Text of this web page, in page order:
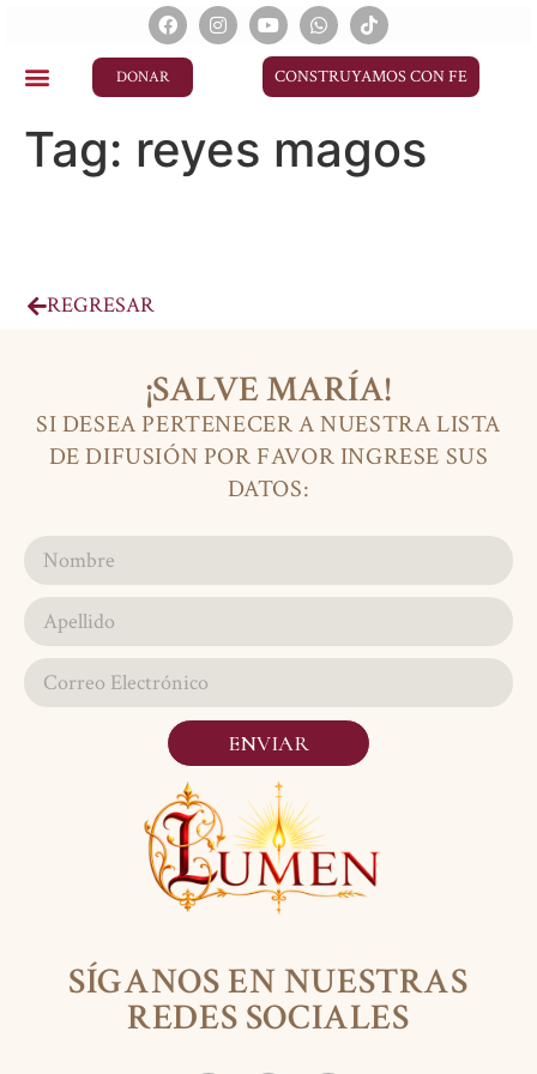
DONAR CONSTRUYAMOS CON FE
Tag: reyes magos
REGRESAR
SÍGANOS EN NUESTRAS
REDES SOCIALES
¡SALVE MARÍA!
SI DESEA PERTENECER A NUESTRA LISTA
DE DIFUSIÓN POR FAVOR INGRESE SUS
DATOS:
ENVIAR